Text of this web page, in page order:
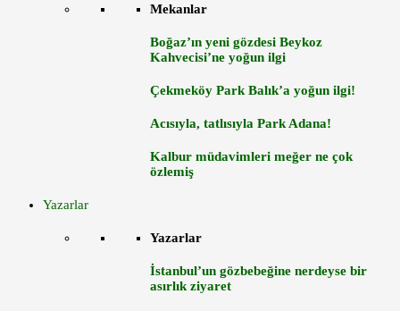
Mekanlar
Boğaz’ın yeni gözdesi Beykoz
Kahvecisi’ne yoğun ilgi
Çekmeköy Park Balık’a yoğun ilgi!
Acısıyla, tatlısıyla Park Adana!
Kalbur müdavimleri meğer ne çok
özlemiş
Yazarlar
Yazarlar
İstanbul’un gözbebeğine nerdeyse bir
asırlık ziyaret